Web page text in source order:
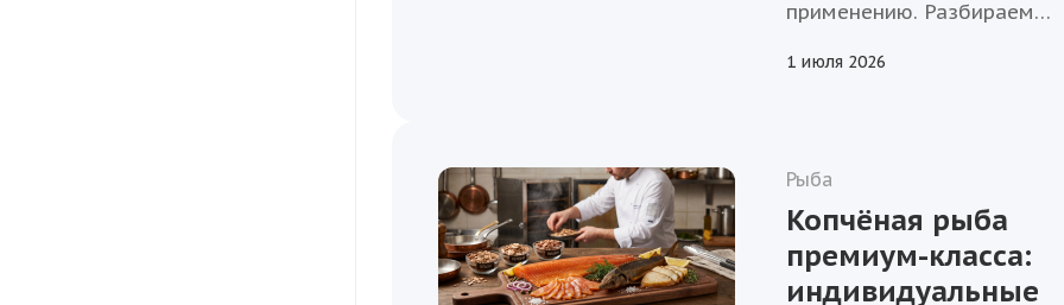
1 июля 2026
применению. Разбираем
белой рыбы, чтобы вы
Рыба
Копчёная рыба
премиум-класса:
индивидуальные